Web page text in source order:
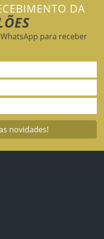
DA
para receber
novidades!